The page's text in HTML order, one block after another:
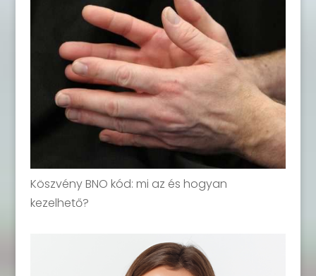
Köszvény BNO kód: mi az és hogyan
kezelhető?